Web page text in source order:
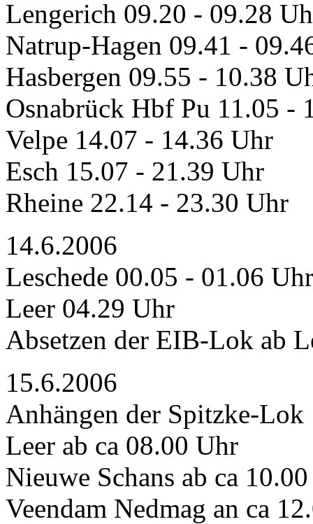
Lengerich 09.20 - 09.28
Natrup-Hagen 09.41 -
Hasbergen 09.55 - 10.38
Osnabrück Hbf Pu 11.05 -
Velpe 14.07 - 14.36 Uhr
Esch 15.07 - 21.39 Uhr
Rheine 22.14 - 23.30 Uhr
14.6.2006
Leschede 00.05 - 01.06 Uhr
Leer 04.29 Uhr
Absetzen der EIB-Lok ab
15.6.2006
Anhängen der Spitzke-Lok
Leer ab ca 08.00 Uhr
Nieuwe Schans ab ca
Veendam Nedmag an ca